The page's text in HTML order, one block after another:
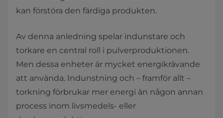
kan förstöra den färdiga produkten.
Av denna anledning spelar indunstare och
torkare en central roll i pulverproduktionen.
Men dessa enheter är mycket energikrävande
att använda. Indunstning och – framför allt –
torkning förbrukar mer energi än någon annan
process inom livsmedels- eller